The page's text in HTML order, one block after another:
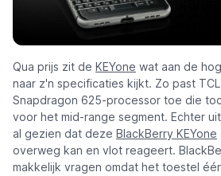
Qua prijs zit de KEYone wat aan de
naar z'n specificaties kijkt. Zo past
Snapdragon 625-processor toe die
voor het mid-range segment. Echter
al gezien dat deze BlackBerry KEYone
overweg kan en vlot reageert.
makkelijk vragen omdat het toestel